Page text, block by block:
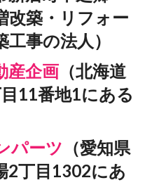
改築・リフォー
事の法人）
産企画 （北海道
11番地1にある
パーツ （愛知県
2丁目1302にあ